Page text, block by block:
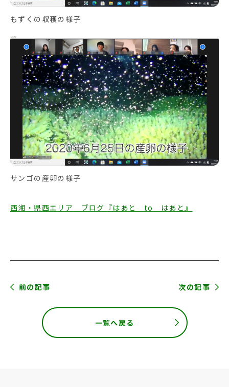
もずくの収穫の様子
サンゴの産卵の様子
西湘・県西エリア ブログ『はあと to はあと』
前の記事 次の記事
一覧へ戻る